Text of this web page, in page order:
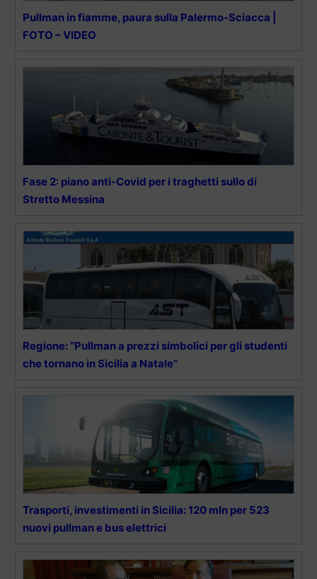
Pullman in fiamme, paura sulla Palermo-Sciacca |
FOTO – VIDEO
Fase 2: piano anti-Covid per i traghetti sullo di
Stretto Messina
Regione: “Pullman a prezzi simbolici per gli studenti
che tornano in Sicilia a Natale”
Trasporti, investimenti in Sicilia: 120 mln per 523
nuovi pullman e bus elettrici